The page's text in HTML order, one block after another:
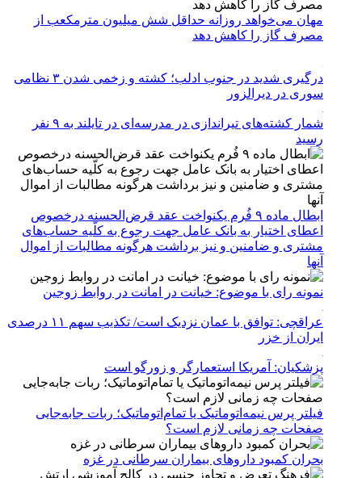
مهان می‌خواهد روزانه حداقل شش میلیون مترمکعب از
مصرف گاز را کاهش دهد
درگیری شدید در جنوب ادلب؛ کشته و زخمی شدن ۳ نظامی
سوری در دیرالزور
شمار کشته‌های تیراندازی در مدرسه‌ای در تایلند به ۹ نفر
رسید
ابطال ماده ۹ فُرم یکنواخت عقد قرض‌الحسنه درخصوص
اعطای اختیار به بانک عامل جهت رجوع به کلّیه حساب‌های
مشتری و ضامنین و نیز برداشت هرگونه مطالبات از اموال
آنها
نمونه رای با موضوع: خیانت در امانت در روابط زوجین
عراقچی: توافق با عمان نزدیک است/ تکذیب سهم ۱۱ درصدی
ایران از خزر
پزشکیان: آمریکا استعمارگر و زورگو است
فیلتر پرس نیمه‌اتوماتیک یا تمام‌اتوماتیک؛ ربات جابه‌جایی
صفحات چه زمانی لازم است؟
بحران کمبود دارو‌های بیماران سرطانی در غزه